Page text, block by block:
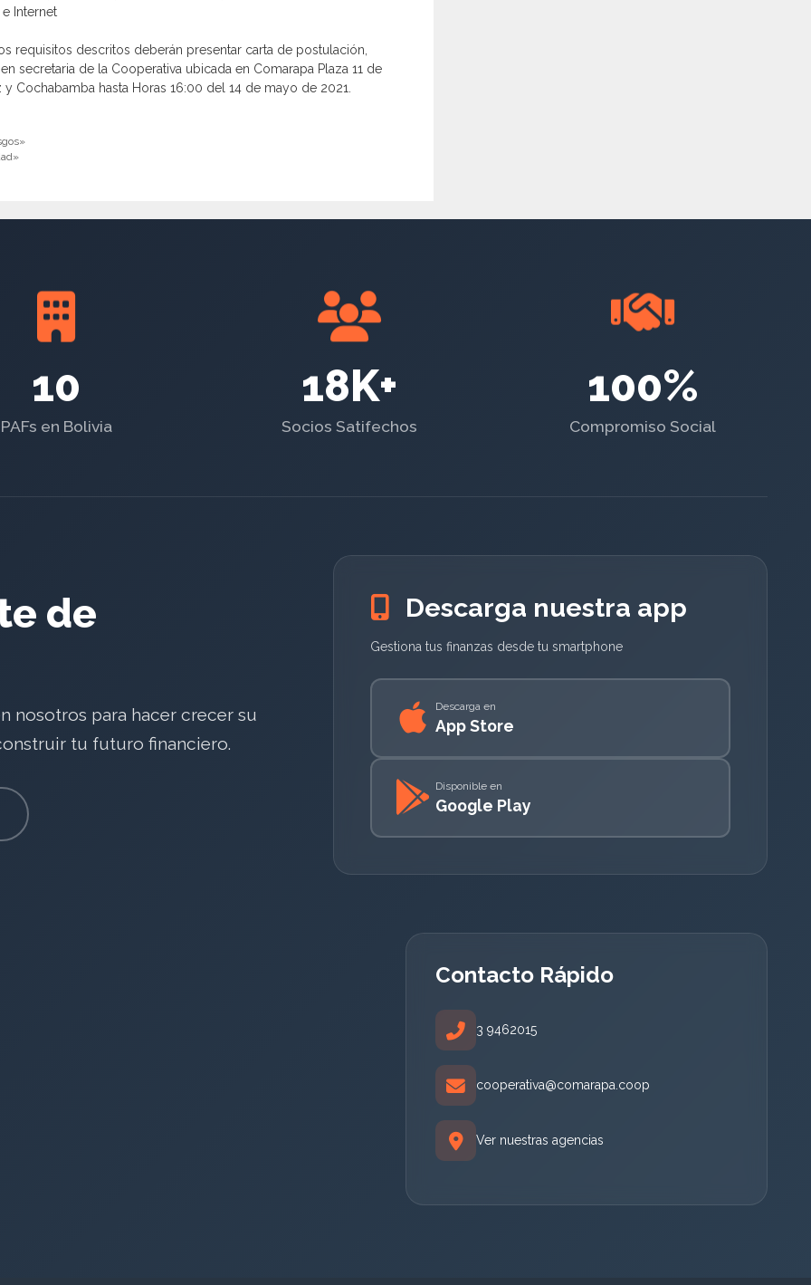
Internet
requisitos descritos deberán presentar carta de postulación,
secretaria de la Cooperativa ubicada en Comarapa Plaza 11 de
y Cochabamba hasta Horas 16:00 del 14 de mayo de 2021.
10
PAFs en Bolivia
18K+
Socios Satifechos
100%
Compromiso Social
de
nosotros para hacer crecer su
tu futuro financiero.
Descarga nuestra app
Gestiona tus finanzas desde tu smartphone
Descarga en
App Store
Disponible en
Google Play
Contacto Rápido
3 9462015
cooperativa@comarapa.coop
Ver nuestras agencias